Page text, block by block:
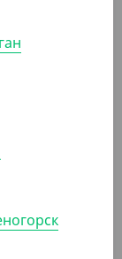
200*300